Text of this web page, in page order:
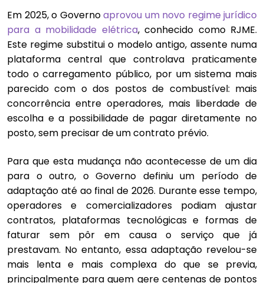
Em 2025, o Governoaprovou um novo regime jurídico
para a mobilidade elétrica, conhecido como RJME.
Este regime substitui o modelo antigo, assente numa
plataforma central que controlava praticamente
todo o carregamento público, por um sistema mais
parecido com o dos postos de combustível: mais
concorrência entre operadores, mais liberdade de
escolha e a possibilidade de pagar diretamente no
posto, sem precisar de um contrato prévio.
Para que esta mudança não acontecesse de um dia
para o outro, o Governo definiu um período de
adaptação até ao final de 2026. Durante esse tempo,
operadores e comercializadores podiam ajustar
contratos, plataformas tecnológicas e formas de
faturar sem pôr em causa o serviço que já
prestavam. No entanto, essa adaptação revelou-se
mais lenta e mais complexa do que se previa,
principalmente para quem gere centenas de pontos